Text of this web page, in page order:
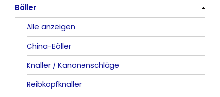
Alle anzeigen
Böller
Alle anzeigen
China-Böller
Knaller / Kanonenschläge
Reibkopfknaller